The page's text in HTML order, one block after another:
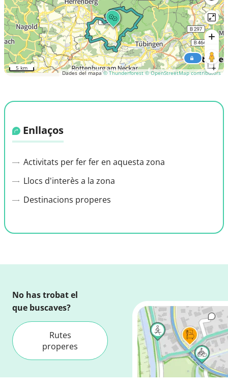
Dades del mapa© Thunderforest © OpenStreetMap contributors
5 km
Enllaços
Activitats per fer fer en aquesta zona
Llocs d'interès a la zona
Destinacions properes
No has trobat el
que buscaves?
Rutes
properes